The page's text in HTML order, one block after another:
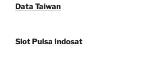
Data Taiwan
Slot Pulsa Indosat